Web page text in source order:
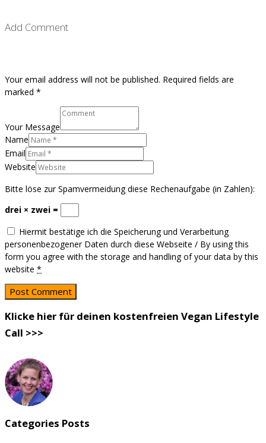
Add Comment
Your email address will not be published. Required fields are
marked *
Your Message
Name
Email
Website
Bitte löse zur Spamvermeidung diese Rechenaufgabe (in Zahlen):
drei × zwei =
Hiermit bestätige ich die Speicherung und Verarbeitung
personenbezogener Daten durch diese Webseite / By using this
form you agree with the storage and handling of your data by this
website *
Klicke hier für deinen kostenfreien Vegan Lifestyle
Call >>>
Categories Posts